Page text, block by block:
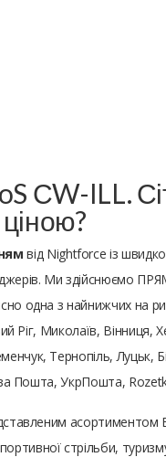
СW-ILL.
від Nightforce із
Ми здійснюємо
одна з найнижчих на
Ріг, Миколаїв,
Тернопіль, Луцьк,
Пошта, УкрПошта,
стрільби,